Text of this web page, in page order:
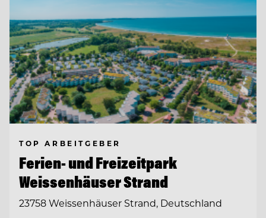
TOP ARBEITGEBER
Ferien- und Freizeitpark
Weissenhäuser Strand
23758 Weissenhäuser Strand, Deutschland